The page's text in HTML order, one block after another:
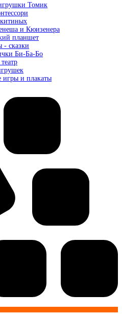
Томик
и Кюизенера
планшет
- сказки
Би-Ба-Бо
игры и плакаты